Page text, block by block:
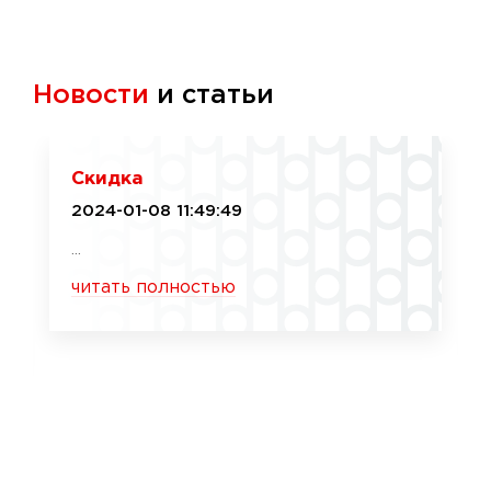
Новости и статьи
Скидка
2024-01-08 11:49:49
читать полностью